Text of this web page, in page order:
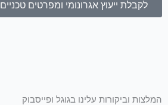
לקבלת ייעוץ אגרונומי ומפרטים טכניים
המלצות וביקורות עלינו בגוגל ופייסבוק